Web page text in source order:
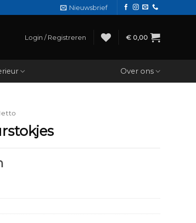
Nieuwsbrief
Login / Registreren € 0,00
Over ons